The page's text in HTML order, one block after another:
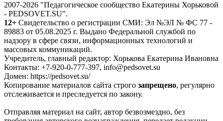
2007-2026 "Педагогическое сообщество Екатерины Хорьковой
- PEDSOVET.SU".
12+ Свидетельство о регистрации СМИ: Эл №ЭЛ № ФС 77 -
89883 от 05.08.2025 г. Выдано Федеральной службой по
надзору в сфере связи, информационных технологий и
массовых коммуникаций.
Учредитель, главный редактор: Хорькова Екатерина Ивановна
Контакты: +7-920-0-777-397, info@pedsovet.su
Домен: https://pedsovet.su/
Копирование материалов сайта строго запрещено, регулярно
отслеживается и преследуется по закону.
Отправляя материал на сайт, автор безвозмездно, без